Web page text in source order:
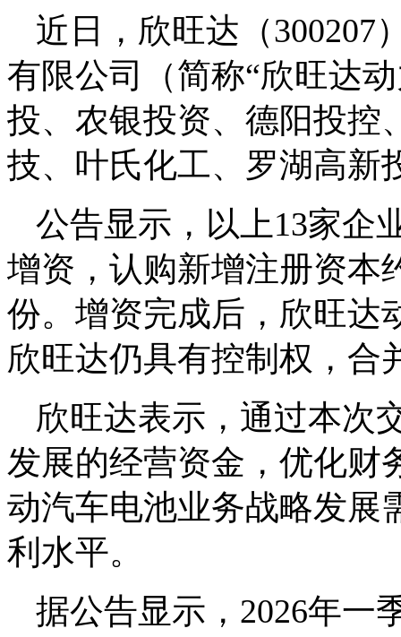
近日，欣旺达（300207
有限公司（简称“欣旺达
投、农银投资、德阳投控
技、叶氏化工、罗湖高新
公告显示，以上13家企
增资，认购新增注册资本
份。增资完成后，欣旺达
欣旺达仍具有控制权，合
欣旺达表示，通过本次
发展的经营资金，优化财
动汽车电池业务战略发展
利水平。
据公告显示，2026年一